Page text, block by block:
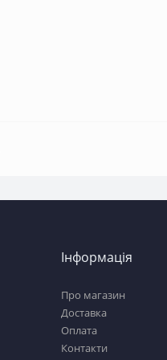
Інформація
Про магазин
Доставка
Оплата
Контакти